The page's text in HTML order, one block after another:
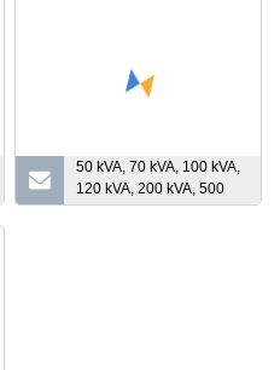
50 kVA, 70 kVA, 100 kVA,
120 kVA, 200 kVA, 500
kVA, 800 kVA, 1000 kVA,